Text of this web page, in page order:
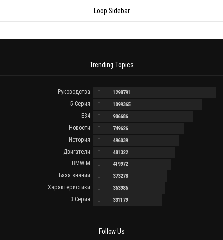
Loop Sidebar
Trending Topics
Руководства 1298791
5 Серия 1099365
E34 906686
Новости 749626
История 496039
Двигатели 481322
BMW M 419972
База знаний 373278
Характеристики 363986
3 Серия 331179
Follow Us